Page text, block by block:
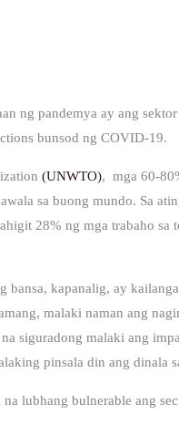
ng pandemya ay ang
bunsod ng COVID-19.
(UNWTO), mga 60-
sa buong mundo. Sa
28% ng mga trabaho sa
kapanalig, ay
malaki naman ang
siguradong malaki ang
pinsala din ang dinala
lubhang bulnerable ang